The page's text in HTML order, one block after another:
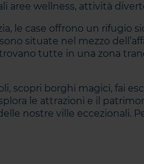
aree wellness, attività
le case offrono un rifugio
situate nel mezzo
tutte in una zona
scopri borghi magici, fai
le attrazioni e il
nostre ville eccezionali.